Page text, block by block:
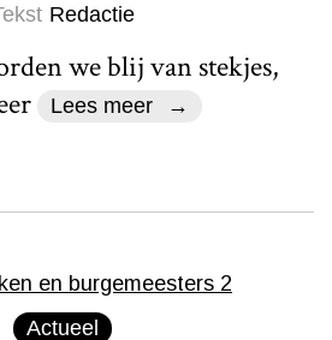
Redactie
we blij van stekjes,
Lees meer
Actueel